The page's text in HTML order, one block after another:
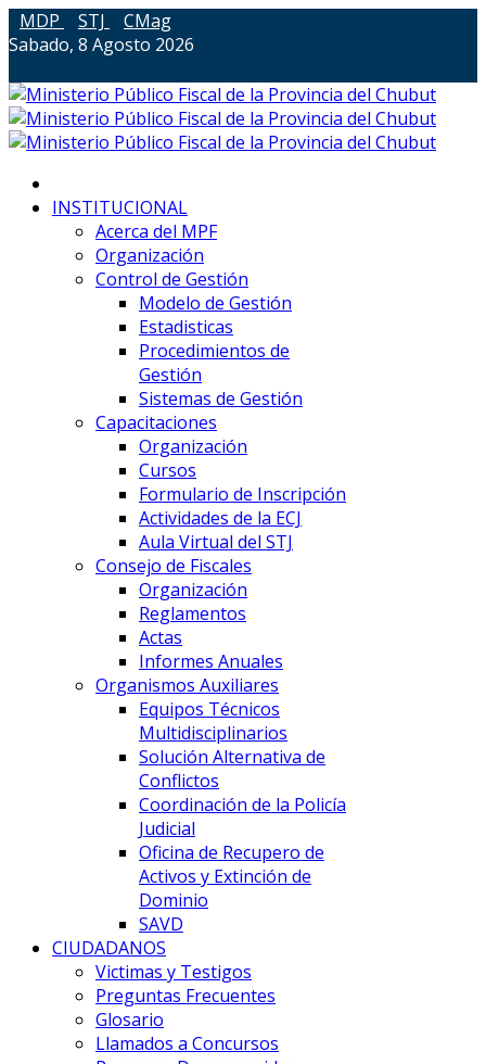
MDP STJ
CMag
Sabado, 8 Agosto 2026
INSTITUCIONAL
Acerca del MPF
Organización
Control de Gestión
Modelo de Gestión
Estadisticas
Procedimientos de
Gestión
Sistemas de Gestión
Capacitaciones
Organización
Cursos
Formulario de Inscripción
Actividades de la ECJ
Aula Virtual del STJ
Consejo de Fiscales
Organización
Reglamentos
Actas
Informes Anuales
Organismos Auxiliares
Equipos Técnicos
Multidisciplinarios
Solución Alternativa de
Conflictos
Coordinación de la Policía
Judicial
Oficina de Recupero de
Activos y Extinción de
Dominio
SAVD
CIUDADANOS
Victimas y Testigos
Preguntas Frecuentes
Glosario
Llamados a Concursos